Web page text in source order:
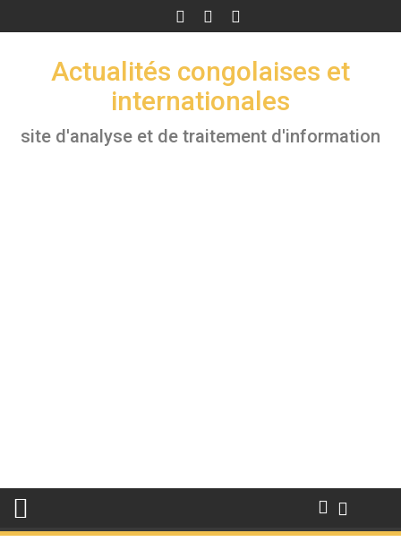
to
Actualités congolaises et
internationales
site d'analyse et de traitement d'information